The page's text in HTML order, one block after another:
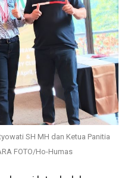
SH MH dan Ketua Panitia
FOTO/Ho-Humas